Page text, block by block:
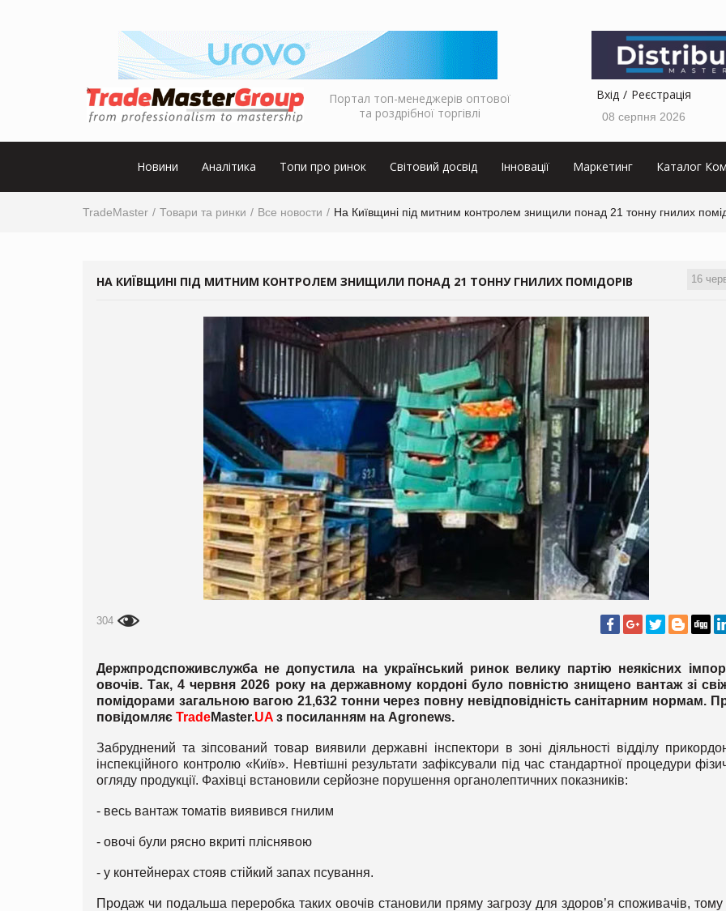
Портал топ-менеджерів оптової
та роздрібної торгівлі
Вхід Реєстрація
08 серпня 2026
Новини Аналітика Топи про ринок Світовий досвід Інновації Маркетинг Каталог
TradeMaster Товари та ринки Все новости На Київщині під митним контролем знищили понад 21 тонну гнилих
16
НА КИЇВЩИНІ ПІД МИТНИМ КОНТРОЛЕМ ЗНИЩИЛИ ПОНАД 21 ТОННУ ГНИЛИХ ПОМІДОРІВ
304
Держпродспоживслужба не допустила на український ринок велику партію неякісних
овочів. Так, 4 червня 2026 року на державному кордоні було повністю знищено вантаж зі
помідорами загальною вагою 21,632 тонни через повну невідповідність санітарним нормам.
повідомляє TradeMaster.UA з посиланням на Agronews.
Забруднений та зіпсований товар виявили державні інспектори в зоні діяльності відділу
інспекційного контролю «Київ». Невтішні результати зафіксували під час стандартної процедури
огляду продукції. Фахівці встановили серйозне порушення органолептичних показників:
- весь вантаж томатів виявився гнилим
- овочі були рясно вкриті пліснявою
- у контейнерах стояв стійкий запах псування.
Продаж чи подальша переробка таких овочів становили пряму загрозу для здоров’я споживачів,